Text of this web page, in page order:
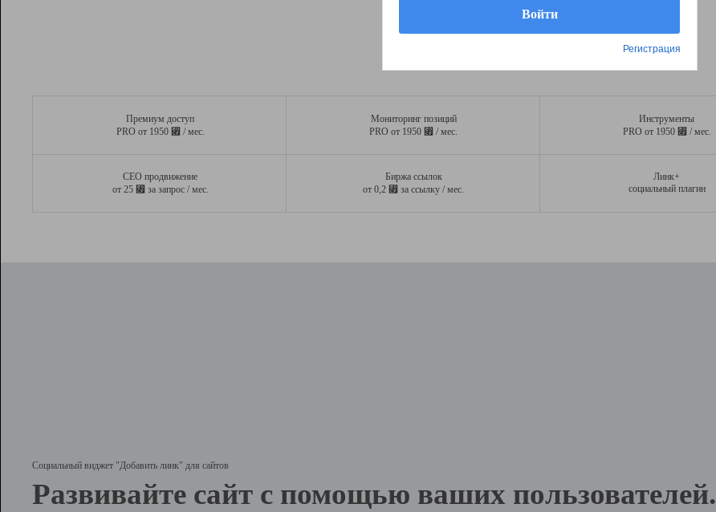
Премиум доступ
PRO от 1950 ⃏ / мес.
Мониторинг позиций
PRO от 1950 ⃏ / мес.
Инструменты
PRO от 1950 ⃏ / мес.
СЕО продвижение
от 25 ⃏ за запрос / мес.
Биржа ссылок
от 0,2 ⃏ за ссылку / мес.
Линк+
социальный плагин
Социальный виджет "Добавить линк" для сайтов
Развивайте сайт с помощью ваших пользователей.
Регистрация